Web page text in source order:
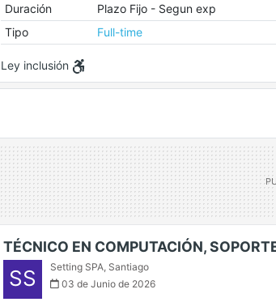
Duración
Plazo Fijo - Segun exp
Tipo
Full-time
Ley inclusión
TÉCNICO EN COMPUTACIÓN,
SS Setting SPA, Santiago
03 de Junio de 2026